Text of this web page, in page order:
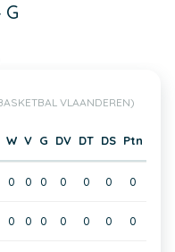
VLAANDEREN)
W V G DV DT DS Ptn
0 0 0 0 0 0 0
0 0 0 0 0 0 0